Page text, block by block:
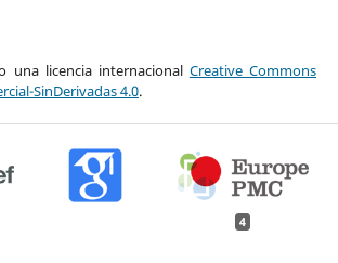
una licencia internacional Creative Commons
SinDerivadas 4.0.
4